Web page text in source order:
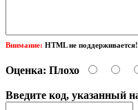
Внимание: HTML не
Оценка: Плохо
Введите код, указанный